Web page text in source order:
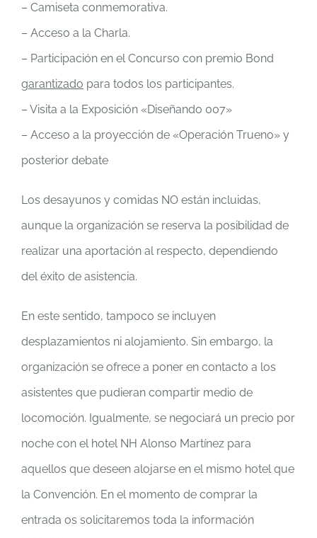
– Camiseta conmemorativa.
– Acceso a la Charla.
– Participación en el Concurso con premio Bond
garantizado para todos los participantes.
– Visita a la Exposición «Diseñando 007»
– Acceso a la proyección de «Operación Trueno» y
posterior debate
Los desayunos y comidas NO están incluidas,
aunque la organización se reserva la posibilidad de
realizar una aportación al respecto, dependiendo
del éxito de asistencia.
En este sentido, tampoco se incluyen
desplazamientos ni alojamiento. Sin embargo, la
organización se ofrece a poner en contacto a los
asistentes que pudieran compartir medio de
locomoción. Igualmente, se negociará un precio por
noche con el hotel NH Alonso Martínez para
aquellos que deseen alojarse en el mismo hotel que
la Convención. En el momento de comprar la
entrada os solicitaremos toda la información